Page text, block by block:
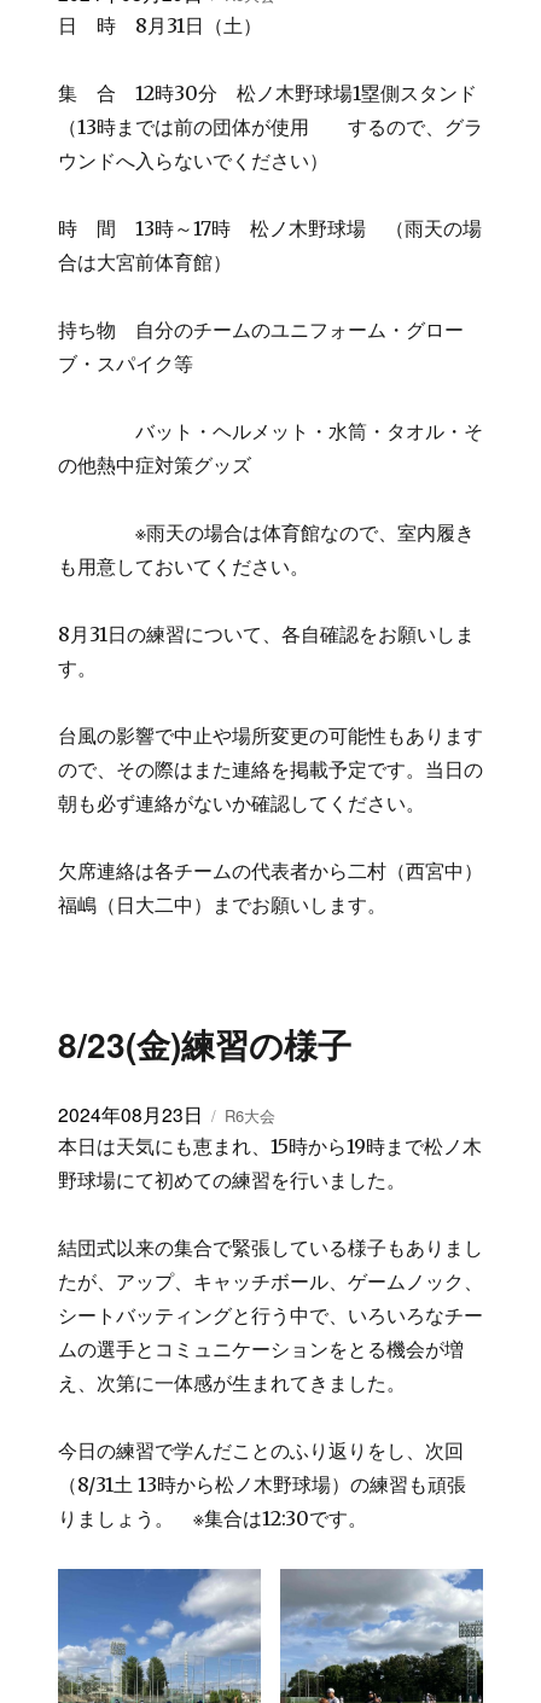
稿
日:
テ
ゴ
ー
日 時 8月31日（土）
集 合 12時30分 松ノ木野球場1塁側スタンド
（13時までは前の団体が使用 するので、グラ
ウンドへ入らないでください）
時 間 13時～17時 松ノ木野球場 （雨天の場
合は大宮前体育館）
持ち物 自分のチームのユニフォーム・グロー
ブ・スパイク等
バット・ヘルメット・水筒・タオル・そ
の他熱中症対策グッズ
※雨天の場合は体育館なので、室内履き
も用意しておいてください。
8月31日の練習について、各自確認をお願いしま
す。
台風の影響で中止や場所変更の可能性もあります
ので、その際はまた連絡を掲載予定です。当日の
朝も必ず連絡がないか確認してください。
欠席連絡は各チームの代表者から二村（西宮中）
福嶋（日大二中）までお願いします。
8/23(金)練習の様子
投
稿
日:
2024年08月23日
カ
テ
ゴ
リ
R6大会
本日は天気にも恵まれ、15時から19時まで松ノ木
野球場にて初めての練習を行いました。
結団式以来の集合で緊張している様子もありまし
たが、アップ、キャッチボール、ゲームノック、
シートバッティングと行う中で、いろいろなチー
ムの選手とコミュニケーションをとる機会が増
え、次第に一体感が生まれてきました。
今日の練習で学んだことのふり返りをし、次回
（8/31土 13時から松ノ木野球場）の練習も頑張
りましょう。 ※集合は12:30です。